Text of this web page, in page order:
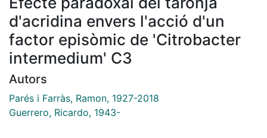
d'acridina envers l'acció d'un
factor episòmic de 'Citrobacter
intermedium' C3
Autors
Parés i Farràs, Ramon, 1927-2018
Guerrero, Ricardo, 1943-